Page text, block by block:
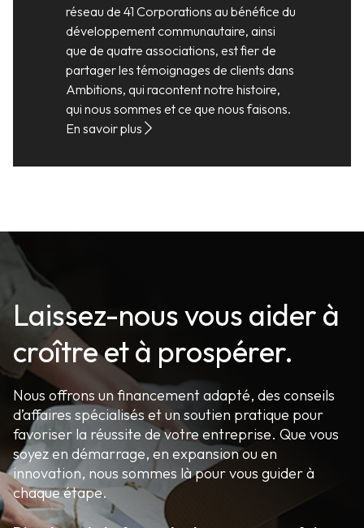
réseau de 41 Corporations au bénéfice du
développement communautaire, ainsi
que de quatre associations, est fier de
partager les témoignages de clients dans
Ambitions, qui racontent notre histoire,
qui nous sommes et ce que nous faisons.
En savoir plus
Laissez-nous vous aider à
croître et à prospérer.
Nous offrons un financement adapté, des conseils
d’affaires spécialisés et un soutien pratique pour
favoriser la réussite de votre entreprise. Que vous
soyez en démarrage, en expansion ou en
innovation, nous sommes là pour vous guider à
chaque étape.